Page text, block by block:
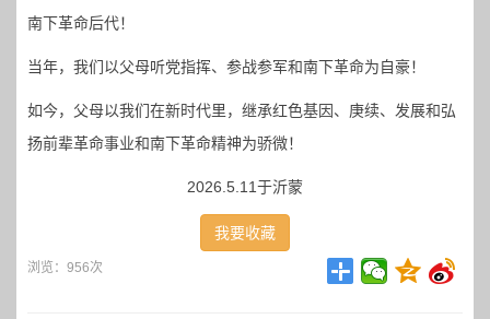
南下革命后代！
当年，我们以父母听党指挥、参战参军和南下革命为自豪！
如今，父母以我们在新时代里，继承红色基因、庚续、发展和弘
扬前辈革命事业和南下革命精神为骄微！
2026.5.11于沂蒙
我要收藏
浏览：956次